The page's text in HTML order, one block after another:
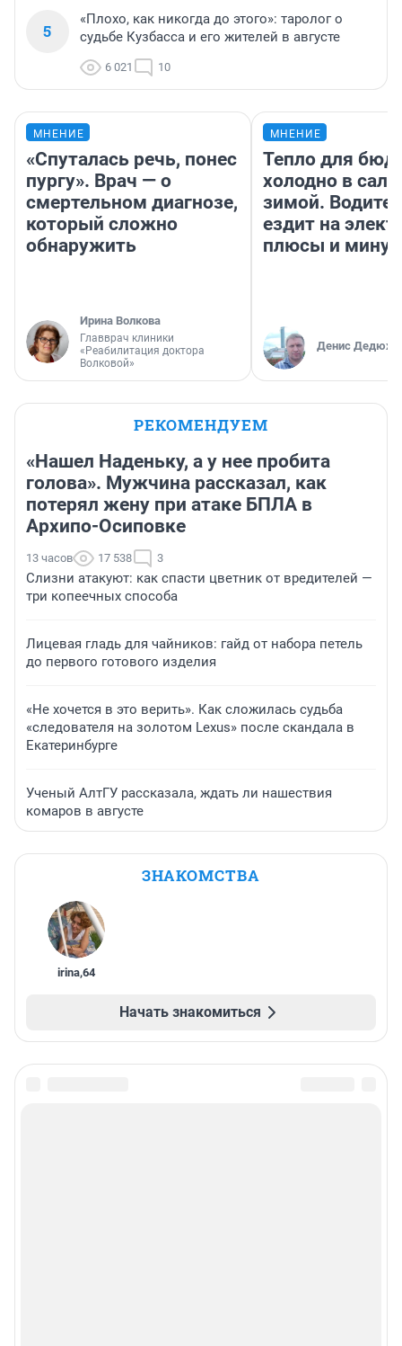
5
«Плохо, как никогда до этого»: таролог о
судьбе Кузбасса и его жителей в августе
6 021 10
МНЕНИЕ
«Спуталась речь, понес
пургу». Врач — о
смертельном диагнозе,
который сложно
обнаружить
Ирина Волкова
Главврач клиники
«Реабилитация доктора
Волковой»
МНЕНИЕ
Тепло для
холодно в
зимой.
ездит на
плюсы и
Денис
РЕКОМЕНДУЕМ
«Нашел Наденьку, а у нее пробита
голова». Мужчина рассказал, как
потерял жену при атаке БПЛА в
Архипо-Осиповке
13 часов 17 538 3
Слизни атакуют: как спасти цветник от вредителей —
три копеечных способа
Лицевая гладь для чайников: гайд от набора петель
до первого готового изделия
«Не хочется в это верить». Как сложилась судьба
«следователя на золотом Lexus» после скандала в
Екатеринбурге
Ученый АлтГУ рассказала, ждать ли нашествия
комаров в августе
ЗНАКОМСТВА
irina,64
Начать знакомиться